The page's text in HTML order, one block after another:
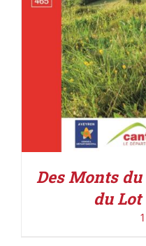
Des Monts
du Lot